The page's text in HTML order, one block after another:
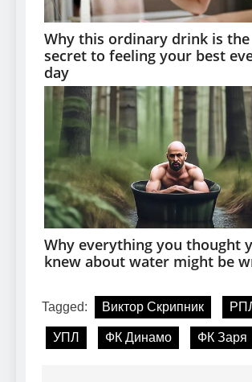
Tagged: Виктор Скрипник
УПЛ ФК Динамо ФК Заря